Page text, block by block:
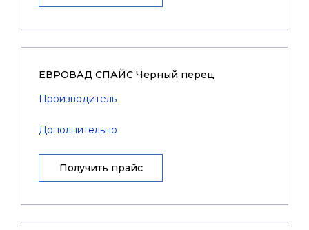
ЕВРОВАД СПАЙС Черный перец
Производитель
Дополнительно
Получить прайс